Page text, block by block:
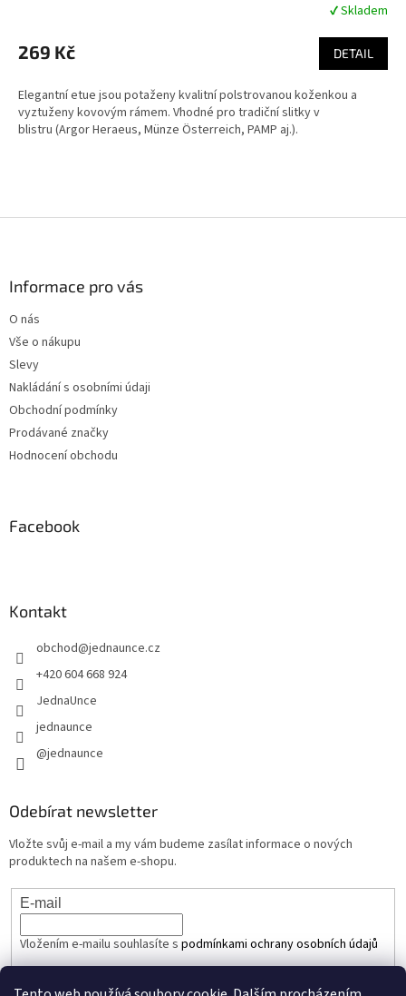
produktu
je
z
5
hvězdiček.
✔ Skladem
269 Kč DETAIL
Elegantní etue jsou potaženy kvalitní polstrovanou koženkou a
vyztuženy kovovým rámem. Vhodné pro tradiční slitky v
blistru (Argor Heraeus, Münze Österreich, PAMP aj.).
Informace pro vás
O nás
Vše o nákupu
Slevy
Nakládání s osobními údaji
Obchodní podmínky
Prodávané značky
Hodnocení obchodu
Facebook
Kontakt
obchod@jednaunce.cz
+420 604 668 924
JednaUnce
jednaunce
@jednaunce
Odebírat newsletter
Vložte svůj e-mail a my vám budeme zasílat informace o nových
produktech na našem e-shopu.
E-mail
Vložením e-mailu souhlasíte s podmínkami ochrany osobních údajů
PŘIHLÁSIT SE